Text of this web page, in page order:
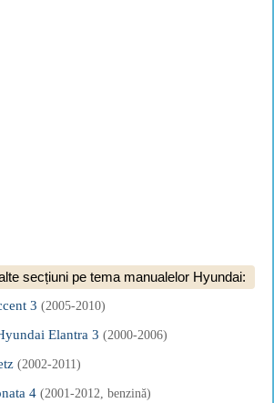
secțiuni pe tema manualelor Hyundai:
3 (2005-2010)
Elantra 3 (2000-2006)
(2002-2011)
4 (2001-2012, benzină)